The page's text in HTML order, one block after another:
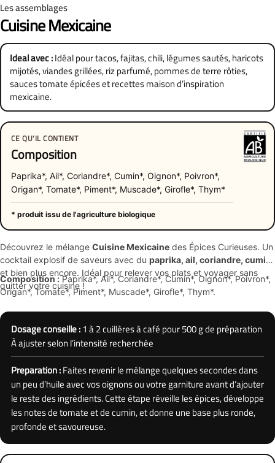
Les assemblages
Cuisine Mexicaine
Ideal avec :Idéal pour tacos, fajitas, chili, légumes sautés, haricots
mijotés, viandes grillées, riz parfumé, pommes de terre rôties,
sauces tomate épicées et recettes maison d’inspiration
mexicaine.
CE QU'IL CONTIENT
Composition
Paprika*, Ail*, Coriandre*, Cumin*, Oignon*, Poivron*,
Origan*, Tomate*, Piment*, Muscade*, Girofle*, Thym*
* produit issu de l'agriculture biologique
Découvrez le mélange Cuisine Mexicaine des Épices Curieuses. Un
cocktail explosif de saveurs avec du paprika, ail, coriandre, cumin
et bien plus encore. Idéal pour relever vos plats et voyager sans
quitter votre cuisine !
Composition :Paprika*, Ail*, Coriandre*, Cumin*, Oignon*, Poivron*,
Origan*, Tomate*, Piment*, Muscade*, Girofle*, Thym*.
Dosage conseille :1 à 2 cuillères à café pour 500 g de préparation
À ajuster selon l’intensité recherchée
Preparation :Faites revenir le mélange quelques secondes dans
un peu d’huile avec vos oignons ou votre garniture avant d’ajouter
le reste des ingrédients. Cette étape réveille les épices, développe
les notes de tomate et de cumin, et donne une base plus ronde,
profonde et savoureuse.